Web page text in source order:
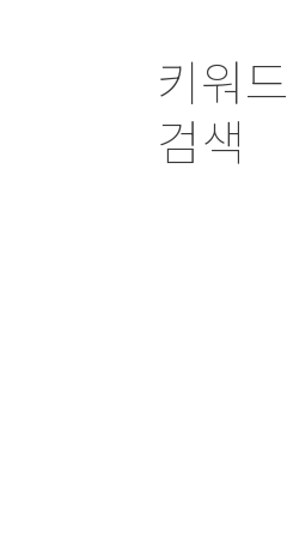
키워드
검색